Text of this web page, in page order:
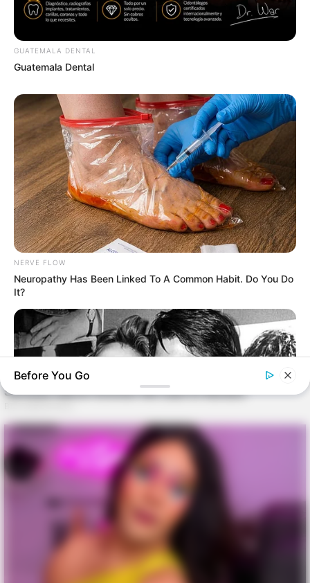
GUATEMALA DENTAL
Guatemala Dental
NERVE FLOW
Neuropathy Has Been Linked To A Common Habit. Do You Do
It?
BUZZ DAY
Everybody Wanted To Date Her In The 80s & This Is Her
What Happens If You Eat Eggs Daily? You'll Be Surprised
Before You Go